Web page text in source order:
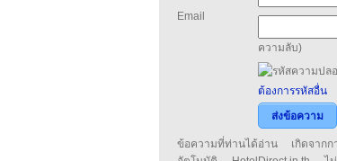
Email
ความลับ)
ต้องการรหัสอื่น
ส่งข้อความ
ข้อความที่ท่านได้อ่าน เกิดจาก